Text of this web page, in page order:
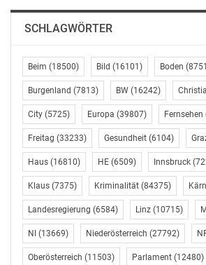
kardiovaskuläre Forschung
Wissenschaftsstandort bedeutet und
der Forschung profitieren werden.
Fraunhofer vs. Corona
Aerosolforschung, Toxikologie und
Medizin mit dem Zielorgan Lunge
vergangenen 40 Jahren im Zentrum
Forschung in Hannover. „Unsere
zurzeit kaum relevanter sein. Das
leistet einen wichtigen Beitrag in der
Pandemiebekämpfung: von der
luftgetragener Aerosole, der
SCHLAGWÖRTER
Beim (18500) Bild (16101) Boden
Burgenland (7813) BW (16242)
City (5725) Europa (39807) Fernsehen
Freitag (33233) Gesundheit (6104)
Haus (16810) HE (6509) Innsbruck
Klaus (7375) Kriminalität (84375)
Landesregierung (6584) Linz (10715)
NI (13669) Niederösterreich (27792)
Oberösterreich (11503) Parlament (12480)